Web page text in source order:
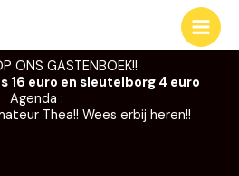
ONS GASTENBOEK!!
16 euro en sleutelborg 4 euro
Agenda :
Thea!! Wees erbij heren!!